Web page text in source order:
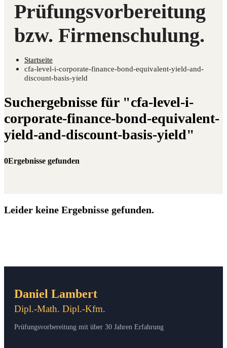
Startseite
cfa-level-i-corporate-finance-bond-equivalent-yield-and-
discount-basis-yield
Suchergebnisse für "cfa-level-i-
corporate-finance-bond-equivalent-
yield-and-discount-basis-yield"
0Ergebnisse gefunden
Leider keine Ergebnisse gefunden.
Daniel Lambert
Dipl.-Math. Dipl.-Kfm.
Prüfungsvorbereitung mit über 30 Jahren Erfahrung